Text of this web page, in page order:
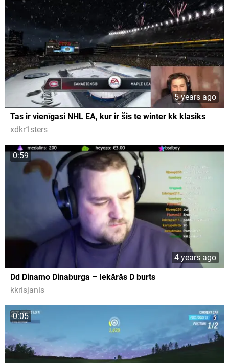
5 years ago
Tas ir vienīgasi NHL EA, kur ir šis te winter kk klasiks
xdkr1sters
0:59
4 years ago
Dd Dinamo Dinaburga – Iekārās D burts
kkrisjanis
0:05